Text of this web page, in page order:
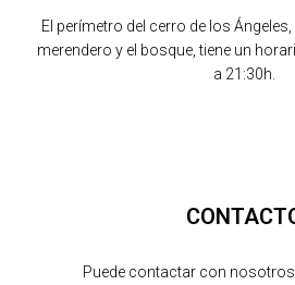
El perímetro del cerro de los
merendero y el bosque, tiene un
a 21:30h.
Puede contactar con